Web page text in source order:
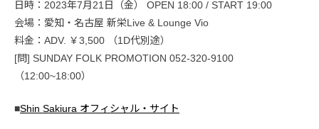
日時：2023年7月21日（金） OPEN 18:00 / START 19:00
会場：愛知・名古屋 新栄Live & Lounge Vio
料金：ADV. ￥3,500 （1D代別途）
[問] SUNDAY FOLK PROMOTION 052-320-9100
（12:00~18:00）
■Shin Sakiura オフィシャル・サイト